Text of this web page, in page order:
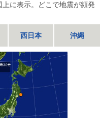
に表示。どこで地震が頻発
西日本 沖縄